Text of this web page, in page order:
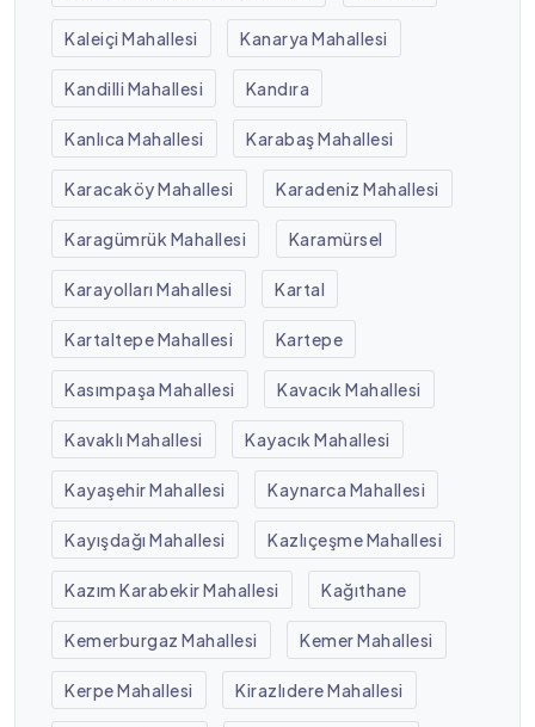
Kaleiçi Mahallesi Kanarya Mahallesi
Kandilli Mahallesi Kandıra
Kanlıca Mahallesi Karabaş Mahallesi
Karacaköy Mahallesi Karadeniz Mahallesi
Karagümrük Mahallesi Karamürsel
Karayolları Mahallesi Kartal
Kartaltepe Mahallesi Kartepe
Kasımpaşa Mahallesi Kavacık Mahallesi
Kavaklı Mahallesi Kayacık Mahallesi
Kayaşehir Mahallesi Kaynarca Mahallesi
Kayışdağı Mahallesi Kazlıçeşme Mahallesi
Kazım Karabekir Mahallesi Kağıthane
Kemerburgaz Mahallesi Kemer Mahallesi
Kerpe Mahallesi Kirazlıdere Mahallesi